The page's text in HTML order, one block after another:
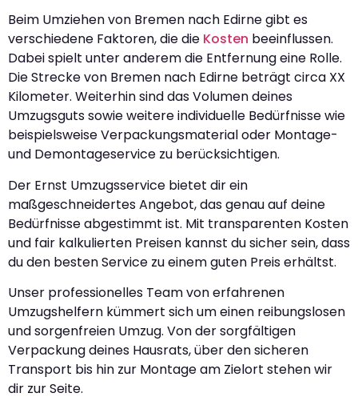
Beim Umziehen von Bremen nach Edirne gibt es
verschiedene Faktoren, die die Kosten beeinflussen.
Dabei spielt unter anderem die Entfernung eine Rolle.
Die Strecke von Bremen nach Edirne beträgt circa XX
Kilometer. Weiterhin sind das Volumen deines
Umzugsguts sowie weitere individuelle Bedürfnisse wie
beispielsweise Verpackungsmaterial oder Montage-
und Demontageservice zu berücksichtigen.
Der Ernst Umzugsservice bietet dir ein
maßgeschneidertes Angebot, das genau auf deine
Bedürfnisse abgestimmt ist. Mit transparenten Kosten
und fair kalkulierten Preisen kannst du sicher sein, dass
du den besten Service zu einem guten Preis erhältst.
Unser professionelles Team von erfahrenen
Umzugshelfern kümmert sich um einen reibungslosen
und sorgenfreien Umzug. Von der sorgfältigen
Verpackung deines Hausrats, über den sicheren
Transport bis hin zur Montage am Zielort stehen wir
dir zur Seite.